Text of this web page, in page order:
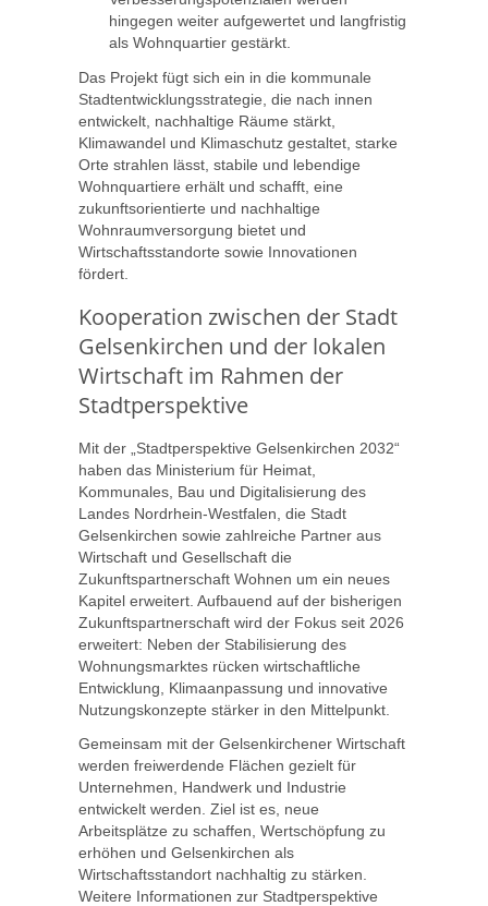
hingegen weiter aufgewertet und langfristig
als Wohnquartier gestärkt.
Das Projekt fügt sich ein in die kommunale
Stadtentwicklungsstrategie, die nach innen
entwickelt, nachhaltige Räume stärkt,
Klimawandel und Klimaschutz gestaltet, starke
Orte strahlen lässt, stabile und lebendige
Wohnquartiere erhält und schafft, eine
zukunftsorientierte und nachhaltige
Wohnraumversorgung bietet und
Wirtschaftsstandorte sowie Innovationen
fördert.
Kooperation zwischen der Stadt
Gelsenkirchen und der lokalen
Wirtschaft im Rahmen der
Stadtperspektive
Mit der „Stadtperspektive Gelsenkirchen 2032“
haben das Ministerium für Heimat,
Kommunales, Bau und Digitalisierung des
Landes Nordrhein-Westfalen, die Stadt
Gelsenkirchen sowie zahlreiche Partner aus
Wirtschaft und Gesellschaft die
Zukunftspartnerschaft Wohnen um ein neues
Kapitel erweitert. Aufbauend auf der bisherigen
Zukunftspartnerschaft wird der Fokus seit 2026
erweitert: Neben der Stabilisierung des
Wohnungsmarktes rücken wirtschaftliche
Entwicklung, Klimaanpassung und innovative
Nutzungskonzepte stärker in den Mittelpunkt.
Gemeinsam mit der Gelsenkirchener Wirtschaft
werden freiwerdende Flächen gezielt für
Unternehmen, Handwerk und Industrie
entwickelt werden. Ziel ist es, neue
Arbeitsplätze zu schaffen, Wertschöpfung zu
erhöhen und Gelsenkirchen als
Wirtschaftsstandort nachhaltig zu stärken.
Weitere Informationen zur Stadtperspektive